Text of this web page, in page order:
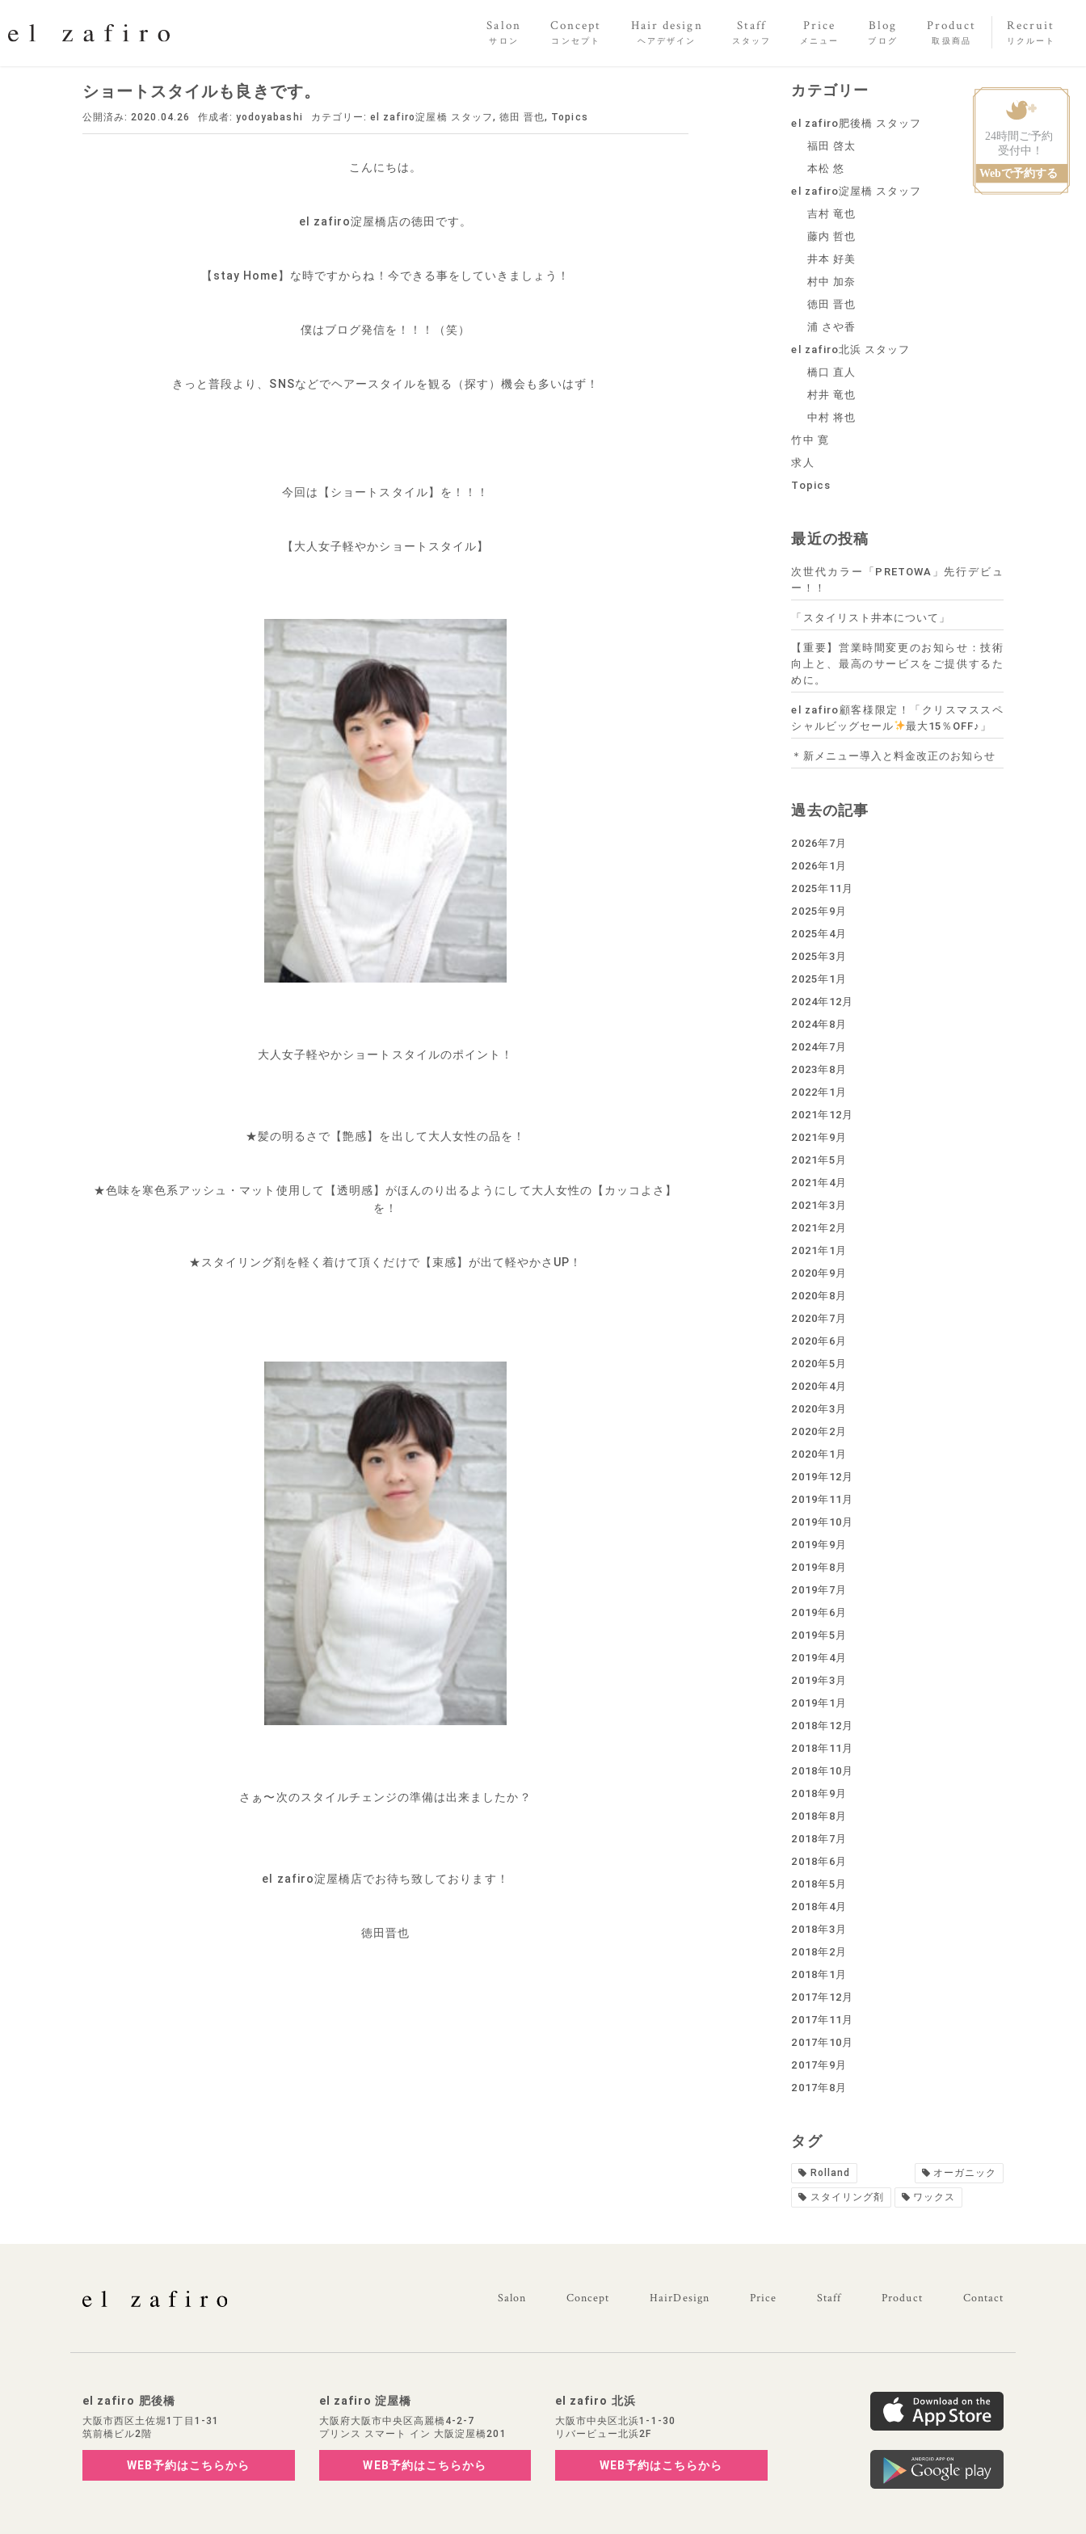
Salon
サロン
Concept
コンセプト
Hair design
ヘアデザイン
Staff
スタッフ
Price
メニュー
Blog
ブログ
Product
取扱商品
Recruit
リクルート
ショートスタイルも良きです。
公開済み: 2020.04.26 作成者:yodoyabashi カテゴリー: el zafiro淀屋橋 スタッフ, 徳田 晋也, Topics
こんにちは。
el zafiro淀屋橋店の徳田です。
【stay Home】な時ですからね！今できる事をしていきましょう！
僕はブログ発信を！！！（笑）
きっと普段より、SNSなどでヘアースタイルを観る（探す）機会も多いはず！
今回は【ショートスタイル】を！！！
【大人女子軽やかショートスタイル】
大人女子軽やかショートスタイルのポイント！
★髪の明るさで【艶感】を出して大人女性の品を！
★色味を寒色系アッシュ・マット使用して【透明感】がほんのり出るようにして大人女性の【カッコよさ】
を！
★スタイリング剤を軽く着けて頂くだけで【束感】が出て軽やかさUP！
さぁ〜次のスタイルチェンジの準備は出来ましたか？
el zafiro淀屋橋店でお待ち致しております！
徳田晋也
カテゴリー
el zafiro肥後橋 スタッフ
福田 啓太
本松 悠
el zafiro淀屋橋 スタッフ
吉村 竜也
藤内 哲也
井本 好美
村中 加奈
徳田 晋也
浦 さや香
el zafiro北浜 スタッフ
橋口 直人
村井 竜也
中村 将也
竹中 寛
求人
Topics
最近の投稿
次世代カラー「PRETOWA」先行デビュ
ー！！
「スタイリスト井本について」
【重要】営業時間変更のお知らせ：技術
向上と、最高のサービスをご提供するた
めに。
el zafiro顧客様限定！「クリスマススペ
シャルビッグセール
最大15％OFF♪」
＊新メニュー導入と料金改正のお知らせ
過去の記事
2026年7月
2026年1月
2025年11月
2025年9月
2025年4月
2025年3月
2025年1月
2024年12月
2024年8月
2024年7月
2023年8月
2022年1月
2021年12月
2021年9月
2021年5月
2021年4月
2021年3月
2021年2月
2021年1月
2020年9月
2020年8月
2020年7月
2020年6月
2020年5月
2020年4月
2020年3月
2020年2月
2020年1月
2019年12月
2019年11月
2019年10月
2019年9月
2019年8月
2019年7月
2019年6月
2019年5月
2019年4月
2019年3月
2019年1月
2018年12月
2018年11月
2018年10月
2018年9月
2018年8月
2018年7月
2018年6月
2018年5月
2018年4月
2018年3月
2018年2月
2018年1月
2017年12月
2017年11月
2017年10月
2017年9月
2017年8月
タグ
Rolland オーガニック
スタイリング剤 ワックス
Salon Concept HairDesign Price Staff Product Contact
el zafiro 肥後橋
大阪市西区土佐堀1丁目1-31
筑前橋ビル2階
WEB予約はこちらから
el zafiro 淀屋橋
大阪府大阪市中央区高麗橋4-2-7
プリンス スマート イン 大阪淀屋橋201
WEB予約はこちらから
el zafiro 北浜
大阪市中央区北浜1-1-30
リバービュー北浜2F
WEB予約はこちらから